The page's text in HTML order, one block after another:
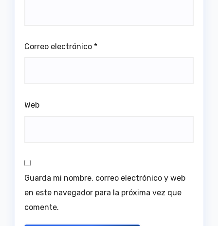
Correo electrónico *
Web
Guarda mi nombre, correo electrónico y web
en este navegador para la próxima vez que
comente.